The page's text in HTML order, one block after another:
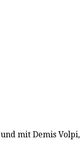
mit Demis Volpi,